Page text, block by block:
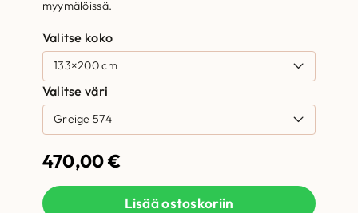
myymälöissä.
Valitse koko
Valitse väri
470,00€
Lisää ostoskoriin